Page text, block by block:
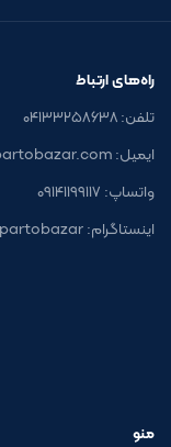
راه‌های ارتباط
تلفن: ۰۴۱۳۳۲۵۸۶۳۸
ایمیل: info@partobazar.com
واتساپ: ۰۹۱۴۱۱۹۹۱۱۷
اینستاگرام: partobazar@
منو